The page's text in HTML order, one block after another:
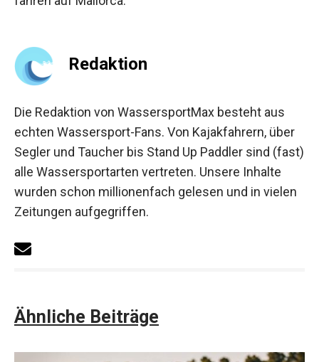
Redaktion
Die Redaktion von WassersportMax besteht aus
echten Wassersport-Fans. Von Kajakfahrern, über
Segler und Taucher bis Stand Up Paddler sind (fast)
alle Wassersportarten vertreten. Unsere Inhalte
wurden schon millionenfach gelesen und in vielen
Zeitungen aufgegriffen.
Ähnliche Beiträge